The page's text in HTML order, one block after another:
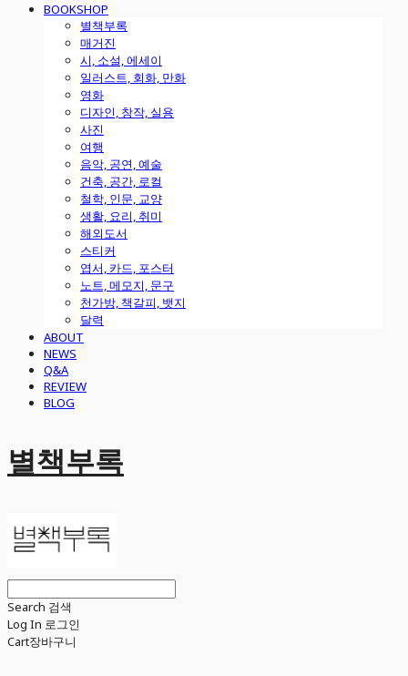
BOOKSHOP
별책부록
매거진
시, 소설, 에세이
일러스트, 회화, 만화
영화
디자인, 창작, 실용
사진
여행
음악, 공연, 예술
건축, 공간, 로컬
철학, 인문, 교양
생활, 요리, 취미
해외도서
스티커
엽서, 카드, 포스터
노트, 메모지, 문구
천가방, 책갈피, 뱃지
달력
ABOUT
NEWS
Q&A
REVIEW
BLOG
별책부록
Search 검색
Log In 로그인
Cart장바구니